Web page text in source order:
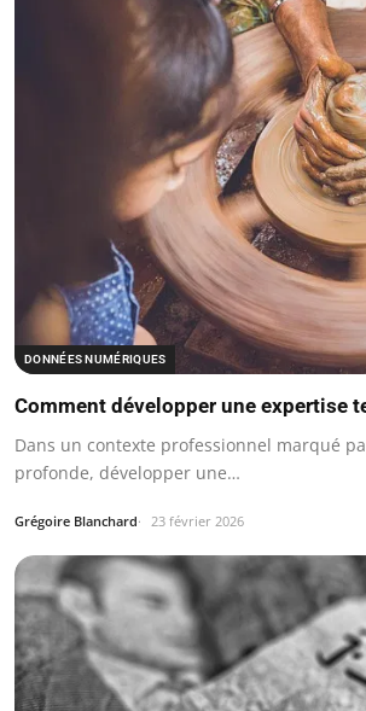
DONNÉES NUMÉRIQUES
Comment développer une expertise
Dans un contexte professionnel marqué
profonde, développer une…
Grégoire Blanchard 23 février 2026